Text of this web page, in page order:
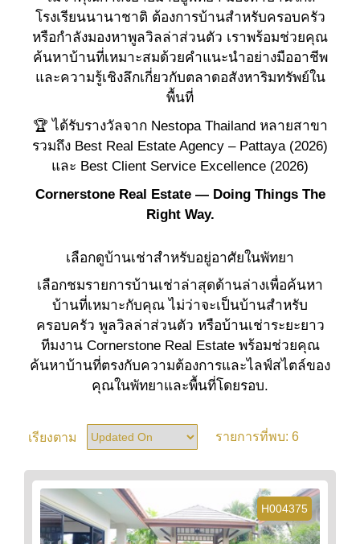
โรงเรียนนานาชาติ ต้องการบ้านสำหรับครอบครัว
หรือกำลังมองหาพูลวิลล่าส่วนตัว เราพร้อมช่วยคุณ
ค้นหาบ้านที่เหมาะสมด้วยคำแนะนำอย่างมืออาชีพ
และความรู้เชิงลึกเกี่ยวกับตลาดอสังหาริมทรัพย์ใน
พื้นที่
🏆 ได้รับรางวัลจาก Nestopa Thailand หลายสาขา
รวมถึง Best Real Estate Agency – Pattaya (2026)
และ Best Client Service Excellence (2026)
Cornerstone Real Estate — Doing Things The
Right Way.
เลือกดูบ้านเช่าสำหรับอยู่อาศัยในพัทยา
เลือกชมรายการบ้านเช่าล่าสุดด้านล่างเพื่อค้นหา
บ้านที่เหมาะกับคุณ ไม่ว่าจะเป็นบ้านสำหรับ
ครอบครัว พูลวิลล่าส่วนตัว หรือบ้านเช่าระยะยาว
ทีมงาน Cornerstone Real Estate พร้อมช่วยคุณ
ค้นหาบ้านที่ตรงกับความต้องการและไลฟ์สไตล์ของ
คุณในพัทยาและพื้นที่โดยรอบ.
เรียงตาม รายการที่พบ: 6
H004375